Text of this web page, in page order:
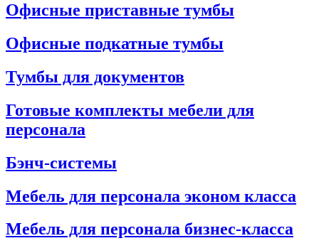
Офисные приставные тумбы
Офисные подкатные тумбы
Тумбы для документов
Готовые комплекты мебели для
персонала
Бэнч-системы
Мебель для персонала эконом класса
Мебель для персонала бизнес-класса